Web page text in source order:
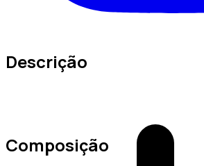
Descrição
Composição